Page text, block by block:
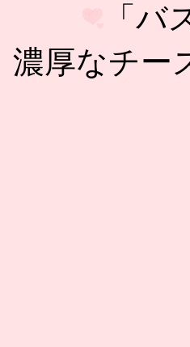
「
濃厚なチー